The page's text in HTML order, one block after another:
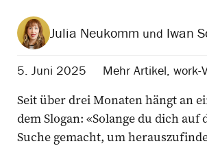
Julia Neukomm und Iwan
5. Juni 2025 Mehr Artikel, work-
Seit über drei Monaten hängt an
dem Slogan: «Solange du dich
Suche gemacht, um